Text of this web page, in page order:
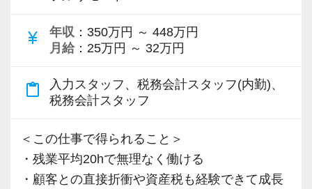
Q. 当事務所を選んだ理由は？
A. 幅広い業務を経験できる点に魅力を感じ、入
所を決めました。
A. さまざまな業務を任せてもらえるので、以前
より成長スピードが上がったと感じています。
currency_yen 年収 ：350万円 ～ 448万円
月給 ：25万円 ～ 32万円
content_paste
入力スタッフ、税務会計スタッフ(内勤)、
税務会計スタッフ
＜この仕事で得られること＞
・残業平均20hで無理なく働ける
・顧客との直接折衝や資産税も経験できて成長